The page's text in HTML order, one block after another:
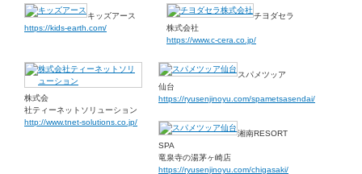
キッズアース
https://kids-earth.com/
チヨダセラ
株式会社
https://www.c-cera.co.jp/
株式会
社ティーネットソリューション
http://www.tnet-solutions.co.jp/
スパメツッア
仙台
https://ryusenjinoyu.com/spametsasendai/
湘南RESORT
SPA
竜泉寺の湯茅ヶ崎店
https://ryusenjinoyu.com/chigasaki/